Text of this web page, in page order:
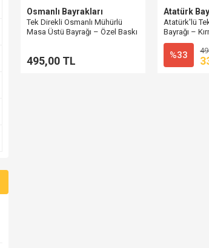
Osmanlı Bayrakları
Tek Direkli Osmanlı Mühürlü
Masa Üstü Bayrağı – Özel Baskı
495,00 TL
Atatürk
Atatürk'lü
Bayrağı –
%33